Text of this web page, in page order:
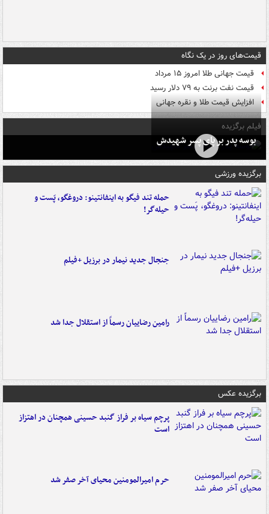
قیمت‌های روز در یک نگاه
قیمت جهانی طلا امروز ۱۵ مرداد
قیمت نفت برنت به ۷۹ دلار رسید
افزایش قیمت طلا و نقره جهانی
فیلم برگزیده
بوسه‌ پدر بر پای پسر شهیدش
برگزیده ورزشی
حمله تند فیگو به اینفانتینو: دروغگو، پَست‌ و
حیله‌گر!
جنجال جدید نیمار در برزیل +فیلم
رامین رضاییان رسماً از استقلال جدا شد
برگزیده عکس
پرچم سیاه بر فراز گنبد حسینی همچنان در اهتزاز
است
حرم امیرالمومنین محیای آخر صفر شد